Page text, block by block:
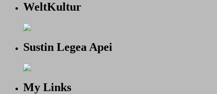
WeltKultur
Sustin Legea Apei
My Links